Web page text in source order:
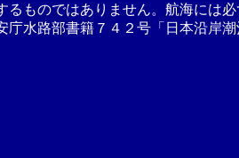
るものではありません。航海には
水路部書籍７４２号「日本沿岸